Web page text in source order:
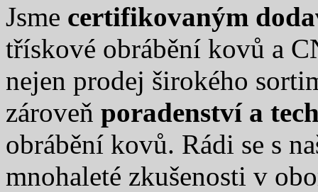
Jsme certifikovaným
třískové obrábění kovů a
nejen prodej širokého
zároveň poradenství a
obrábění kovů. Rádi se s
mnohaleté zkušenosti v